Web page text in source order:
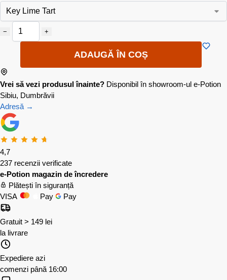
− +
ADAUGĂ ÎN COȘ
Vrei să vezi produsul înainte? Disponibil în showroom-ul e-Potion
Sibiu, Dumbrăvii
Adresă →
4,7
237 recenzii verificate
e-Potion magazin de încredere
Plătești în siguranță
VISA
Pay Pay
Gratuit > 149 lei
la livrare
Expediere azi
comenzi până 16:00